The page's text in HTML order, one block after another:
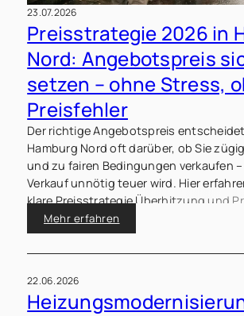
23.07.2026
Preisstrategie 2026 in
Nord: Angebotspreis
setzen – ohne Stress,
Preisfehler
Der richtige Angebotspreis
Hamburg Nord oft darüber, ob Sie
und zu fairen Bedingungen verkaufen
Verkauf unnötig teuer wird. Hier
klare Preisstrategie Überhitzung und
vermeiden kann.
Mehr erfahren
22.06.2026